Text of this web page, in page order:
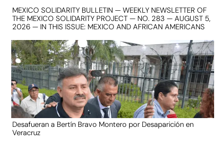
MEXICO SOLIDARITY BULLETIN — WEEKLY NEWSLETTER OF
THE MEXICO SOLIDARITY PROJECT — NO. 283 — AUGUST 5,
2026 — IN THIS ISSUE: MEXICO AND AFRICAN AMERICANS
Desafueran a Bertín Bravo Montero por Desaparición en
Veracruz